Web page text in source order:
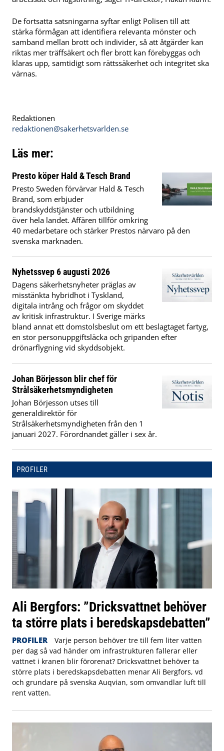
De fortsatta satsningarna syftar enligt Polisen till att
stärka förmågan att identifiera relevanta mönster och
samband mellan brott och individer, så att åtgärder kan
riktas mer träffsäkert och fler brott kan förebyggas och
klaras upp, samtidigt som rättssäkerhet och integritet ska
värnas.
Redaktionen
redaktionen@sakerhetsvarlden.se
Läs mer:
Presto köper Hald & Tesch Brand
Presto Sweden förvärvar Hald & Tesch
Brand, som erbjuder
brandskyddstjänster och utbildning
över hela landet. Affären tillför omkring
40 medarbetare och stärker Prestos närvaro på den
svenska marknaden.
Nyhetssvep 6 augusti 2026
Dagens säkerhetsnyheter präglas av
misstänkta hybridhot i Tyskland,
digitala intrång och frågor om skyddet
av kritisk infrastruktur. I Sverige märks
bland annat ett domstolsbeslut om ett beslagtaget fartyg,
en stor personuppgiftsläcka och gripanden efter
drönarflygning vid skyddsobjekt.
Johan Börjesson blir chef för
Strålsäkerhetsmyndigheten
Johan Börjesson utses till
generaldirektör för
Strålsäkerhetsmyndigheten från den 1
januari 2027. Förordnandet gäller i sex år.
PROFILER
Ali Bergfors: ”Dricksvattnet behöver
ta större plats i beredskapsdebatten”
PROFILER
Varje person behöver tre till fem liter vatten
per dag så vad händer om infrastrukturen fallerar eller
vattnet i kranen blir förorenat? Dricksvattnet behöver ta
större plats i beredskapsdebatten menar Ali Bergfors, vd
och grundare på svenska Auqvian, som omvandlar luft till
rent vatten.